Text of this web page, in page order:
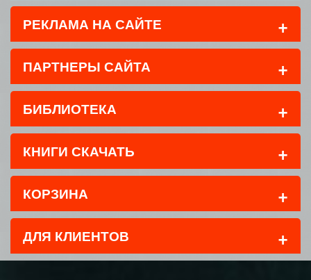
РЕКЛАМА НА САЙТЕ +
ПАРТНЕРЫ САЙТА +
БИБЛИОТЕКА +
КНИГИ СКАЧАТЬ +
КОРЗИНА +
ДЛЯ КЛИЕНТОВ +